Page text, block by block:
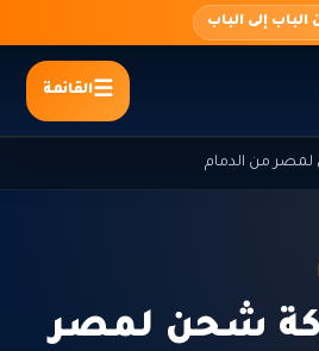
الباب إلى الباب
القائمة
من الدمام
شحن لمصر